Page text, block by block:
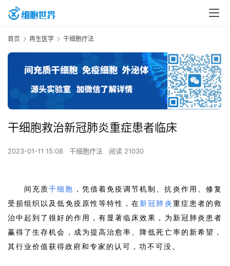
首页 再生医学 干细胞疗法
干细胞救治新冠肺炎重症患者临床
2023-01-11 15:08 干细胞疗法 阅读 21030
间充质干细胞 ，凭借着免疫调节机制、抗炎作用、修复
受损组织以及低免疫原性等特性，在 新冠肺炎 重症患者的救
治中起到了很好的作用，有显著临床效果，为新冠肺炎患者
赢得了生存机会，成为提高治愈率、降低死亡率的新希望，
其行业价值获得政府和专家的认可，功不可没。